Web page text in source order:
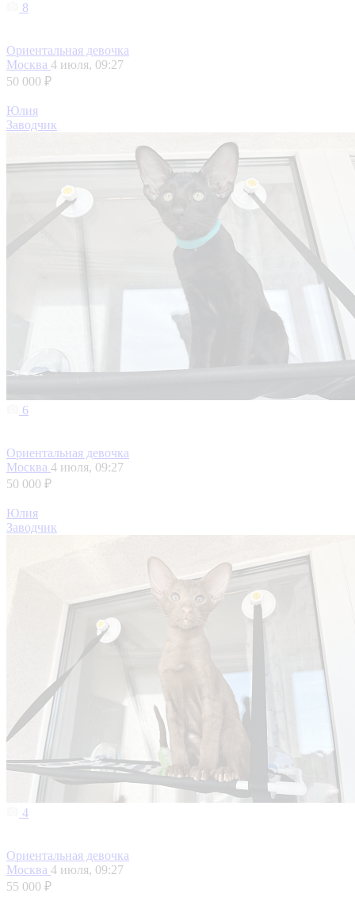
8
Ориентальная девочка
Москва 4 июля, 09:27
50 000 ₽
Юлия
Заводчик
6
Ориентальная девочка
Москва 4 июля, 09:27
50 000 ₽
Юлия
Заводчик
4
Ориентальная девочка
Москва 4 июля, 09:27
55 000 ₽